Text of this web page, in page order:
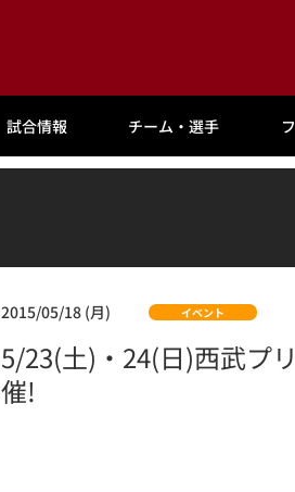
試合情報 チーム・選手
2015/05/18 (月) イベント
5/23(土)・24(日)西武プ
催!